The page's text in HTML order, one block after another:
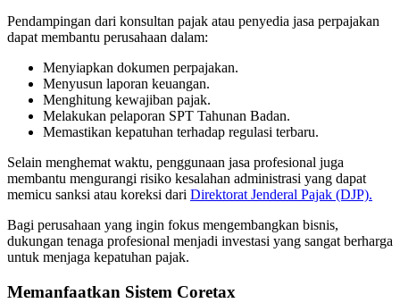
Pendampingan dari konsultan pajak atau penyedia jasa perpajakan
dapat membantu perusahaan dalam:
Menyiapkan dokumen perpajakan.
Menyusun laporan keuangan.
Menghitung kewajiban pajak.
Melakukan pelaporan SPT Tahunan Badan.
Memastikan kepatuhan terhadap regulasi terbaru.
Selain menghemat waktu, penggunaan jasa profesional juga
membantu mengurangi risiko kesalahan administrasi yang dapat
memicu sanksi atau koreksi dari Direktorat Jenderal Pajak (DJP).
Bagi perusahaan yang ingin fokus mengembangkan bisnis,
dukungan tenaga profesional menjadi investasi yang sangat berharga
untuk menjaga kepatuhan pajak.
Memanfaatkan Sistem Coretax